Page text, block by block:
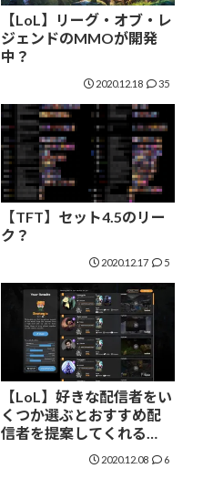
【LoL】リーグ・オブ・レ
ジェンドのMMOが開発
中？
2020.12.18 35
【TFT】セット4.5のリー
ク？
2020.12.17 5
【LoL】好きな配信者をい
くつか選ぶとおすすめ配
信者を提案してくれる
Jumper.tvのアルファ版が
リリースされた
2020.12.08 6